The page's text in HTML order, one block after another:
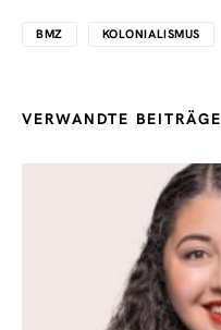
BMZ KOLONIALISMUS
VERWANDTE BEITRÄGE